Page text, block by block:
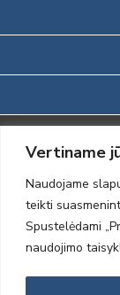
Vertiname
Naudojame
teikti
Spustelėdami
naudojimo
Portalas sukurtas
ekonominės
finansuojamą
„LOD
formavimas
(paprojekčio
įgyvendinimo